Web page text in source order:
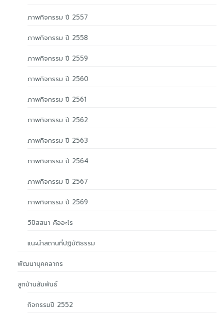
ภาพกิจกรรม ปี 2557
ภาพกิจกรรม ปี 2558
ภาพกิจกรรม ปี 2559
ภาพกิจกรรม ปี 2560
ภาพกิจกรรม ปี 2561
ภาพกิจกรรม ปี 2562
ภาพกิจกรรม ปี 2563
ภาพกิจกรรม ปี 2564
ภาพกิจกรรม ปี 2567
ภาพกิจกรรม ปี 2569
วิปัสสนา คืออะไร
แนะนำสถานที่ปฏิบัติธรรม
พัฒนาบุคคลากร
ลูกบ้านสัมพันธ์
กิจกรรมปี 2552